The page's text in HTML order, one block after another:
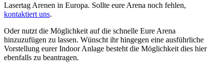
Lasertag Arenen in Europa. Sollte eure Arena noch fehlen,
kontaktiert uns.
Oder nutzt die Möglichkeit auf die schnelle Eure Arena
hinzuzufügen zu lassen. Wünscht ihr hingegen eine ausführliche
Vorstellung eurer Indoor Anlage besteht die Möglichkeit dies hier
ebenfalls zu beantragen.